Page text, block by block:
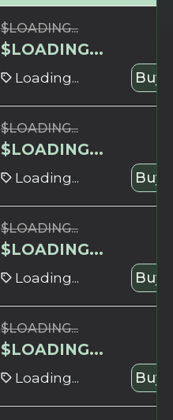
$LOADING...
$LOADING...
Loading... Buy
$LOADING...
$LOADING...
Loading... Buy
$LOADING...
$LOADING...
Loading... Buy
$LOADING...
$LOADING...
Loading... Buy